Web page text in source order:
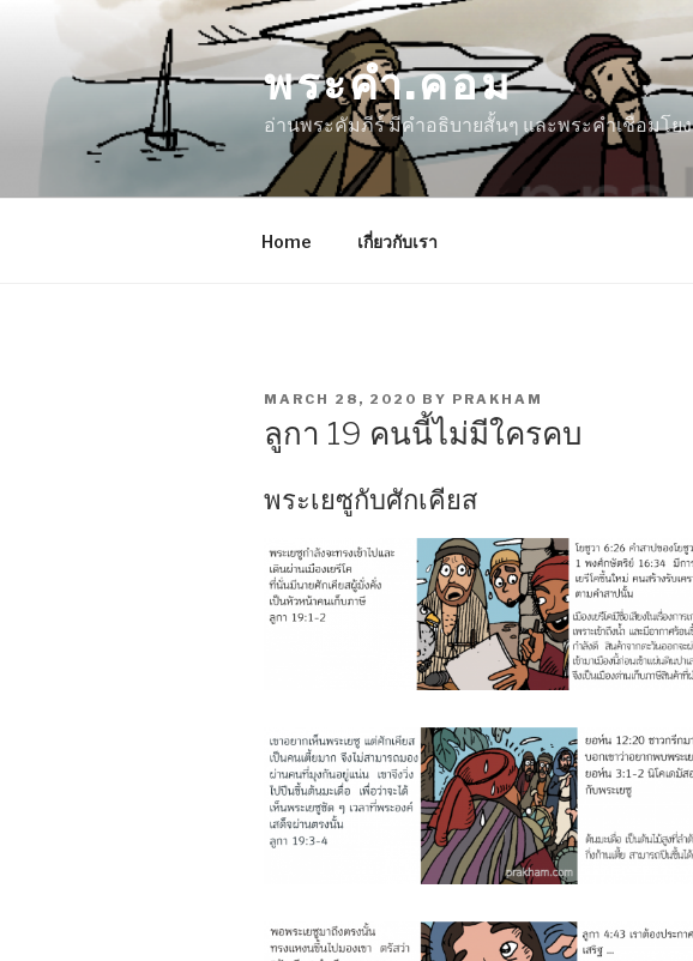
content
พระคำ.คอม
อ่านพระคัมภีร์ มีคำอธิบายสั้นๆ และพระคำเชื่อมโยง
Home เกี่ยวกับเรา
POSTED
MARCH 28, 2020 BY PRAKHAM
ลูกา 19 คนนี้ไม่มีใครคบ
พระเยซูกับศักเคียส